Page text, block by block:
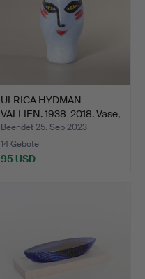
ULRICA HYDMAN-
VALLIEN. 1938-2018. Vase,
„O…
Beendet 25. Sep 2023
14 Gebote
95 USD